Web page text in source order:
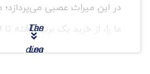
در این میراث عصبی می‌پردازد؛
ما را، از خرید یک برند گرفته تا
سیاسی، شکل می‌دهد.
Lan
ding
The
Lea